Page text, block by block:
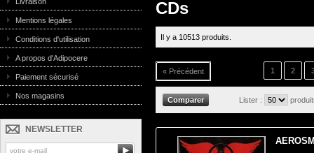
Mentions légales
Conditions d'utilisation
A propos d'Adipocere
Paiement sécurisé
Nos magasins
NEWSLETTER
CDs
Il y a 10513 produits.
« Précédent 1 2
Lister :